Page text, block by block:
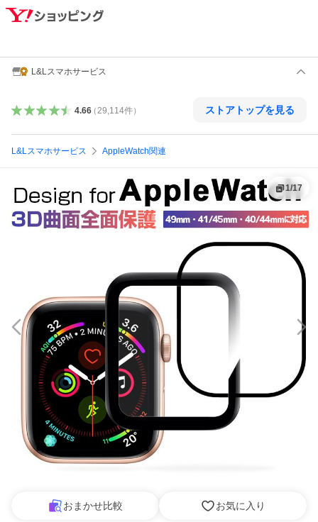
L&Lスマホサービス
4.66（ 29,114件） ストアトップを見る
L&Lスマホサービス AppleWatch関連
1/17
おまかせ比較 お気に入り